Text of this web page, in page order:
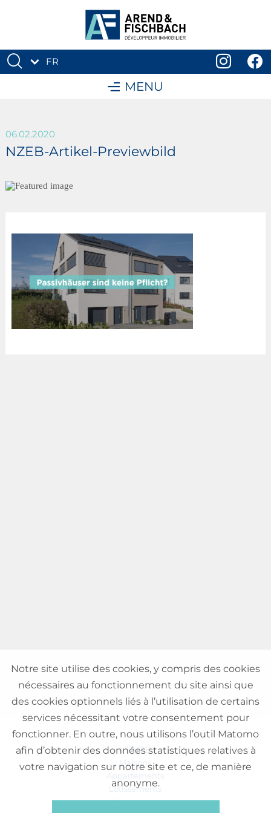
FR
MENU
06.02.2020
NZEB-Artikel-Previewbild
VENTE
Maisons
Appartements
Lotissements
Commerces
Notre site utilise des cookies, y compris des cookies
nécessaires au fonctionnement du site ainsi que
des cookies optionnels liés à l’utilisation de certains
services nécessitant votre consentement pour
fonctionner. En outre, nous utilisons l’outil Matomo
afin d’obtenir des données statistiques relatives à
votre navigation sur notre site et ce, de manière
anonyme.